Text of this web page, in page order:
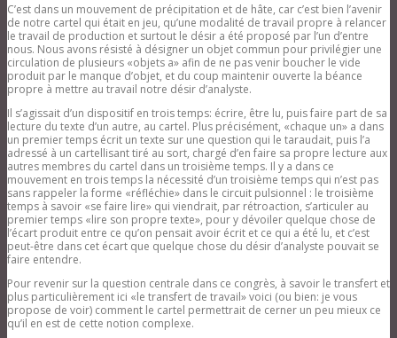
C’est dans un mouvement de précipitation et de hâte, car c’est bien l’avenir
de notre cartel qui était en jeu, qu’une modalité de travail propre à relancer
le travail de production et surtout le désir a été proposé par l’un d’entre
nous. Nous avons résisté à désigner un objet commun pour privilégier une
circulation de plusieurs «objets a» afin de ne pas venir boucher le vide
produit par le manque d’objet, et du coup maintenir ouverte la béance
propre à mettre au travail notre désir d’analyste.
Il s’agissait d’un dispositif en trois temps: écrire, être lu, puis faire part de sa
lecture du texte d’un autre, au cartel. Plus précisément, «chaque un» a dans
un premier temps écrit un texte sur une question qui le taraudait, puis l’a
adressé à un cartellisant tiré au sort, chargé d’en faire sa propre lecture aux
autres membres du cartel dans un troisième temps. Il y a dans ce
mouvement en trois temps la nécessité d’un troisième temps qui n’est pas
sans rappeler la forme «réfléchie» dans le circuit pulsionnel : le troisième
temps à savoir «se faire lire» qui viendrait, par rétroaction, s’articuler au
premier temps «lire son propre texte», pour y dévoiler quelque chose de
l’écart produit entre ce qu’on pensait avoir écrit et ce qui a été lu, et c’est
peut-être dans cet écart que quelque chose du désir d’analyste pouvait se
faire entendre.
Pour revenir sur la question centrale dans ce congrès, à savoir le transfert et
plus particulièrement ici «le transfert de travail» voici (ou bien: je vous
propose de voir) comment le cartel permettrait de cerner un peu mieux ce
qu’il en est de cette notion complexe.